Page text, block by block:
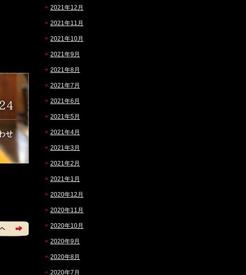
2021年12月
2021年11月
2021年10月
2021年9月
2021年8月
2021年7月
2021年6月
2021年5月
2021年4月
2021年3月
2021年2月
2021年1月
2020年12月
2020年11月
2020年10月
2020年9月
2020年8月
2020年7月